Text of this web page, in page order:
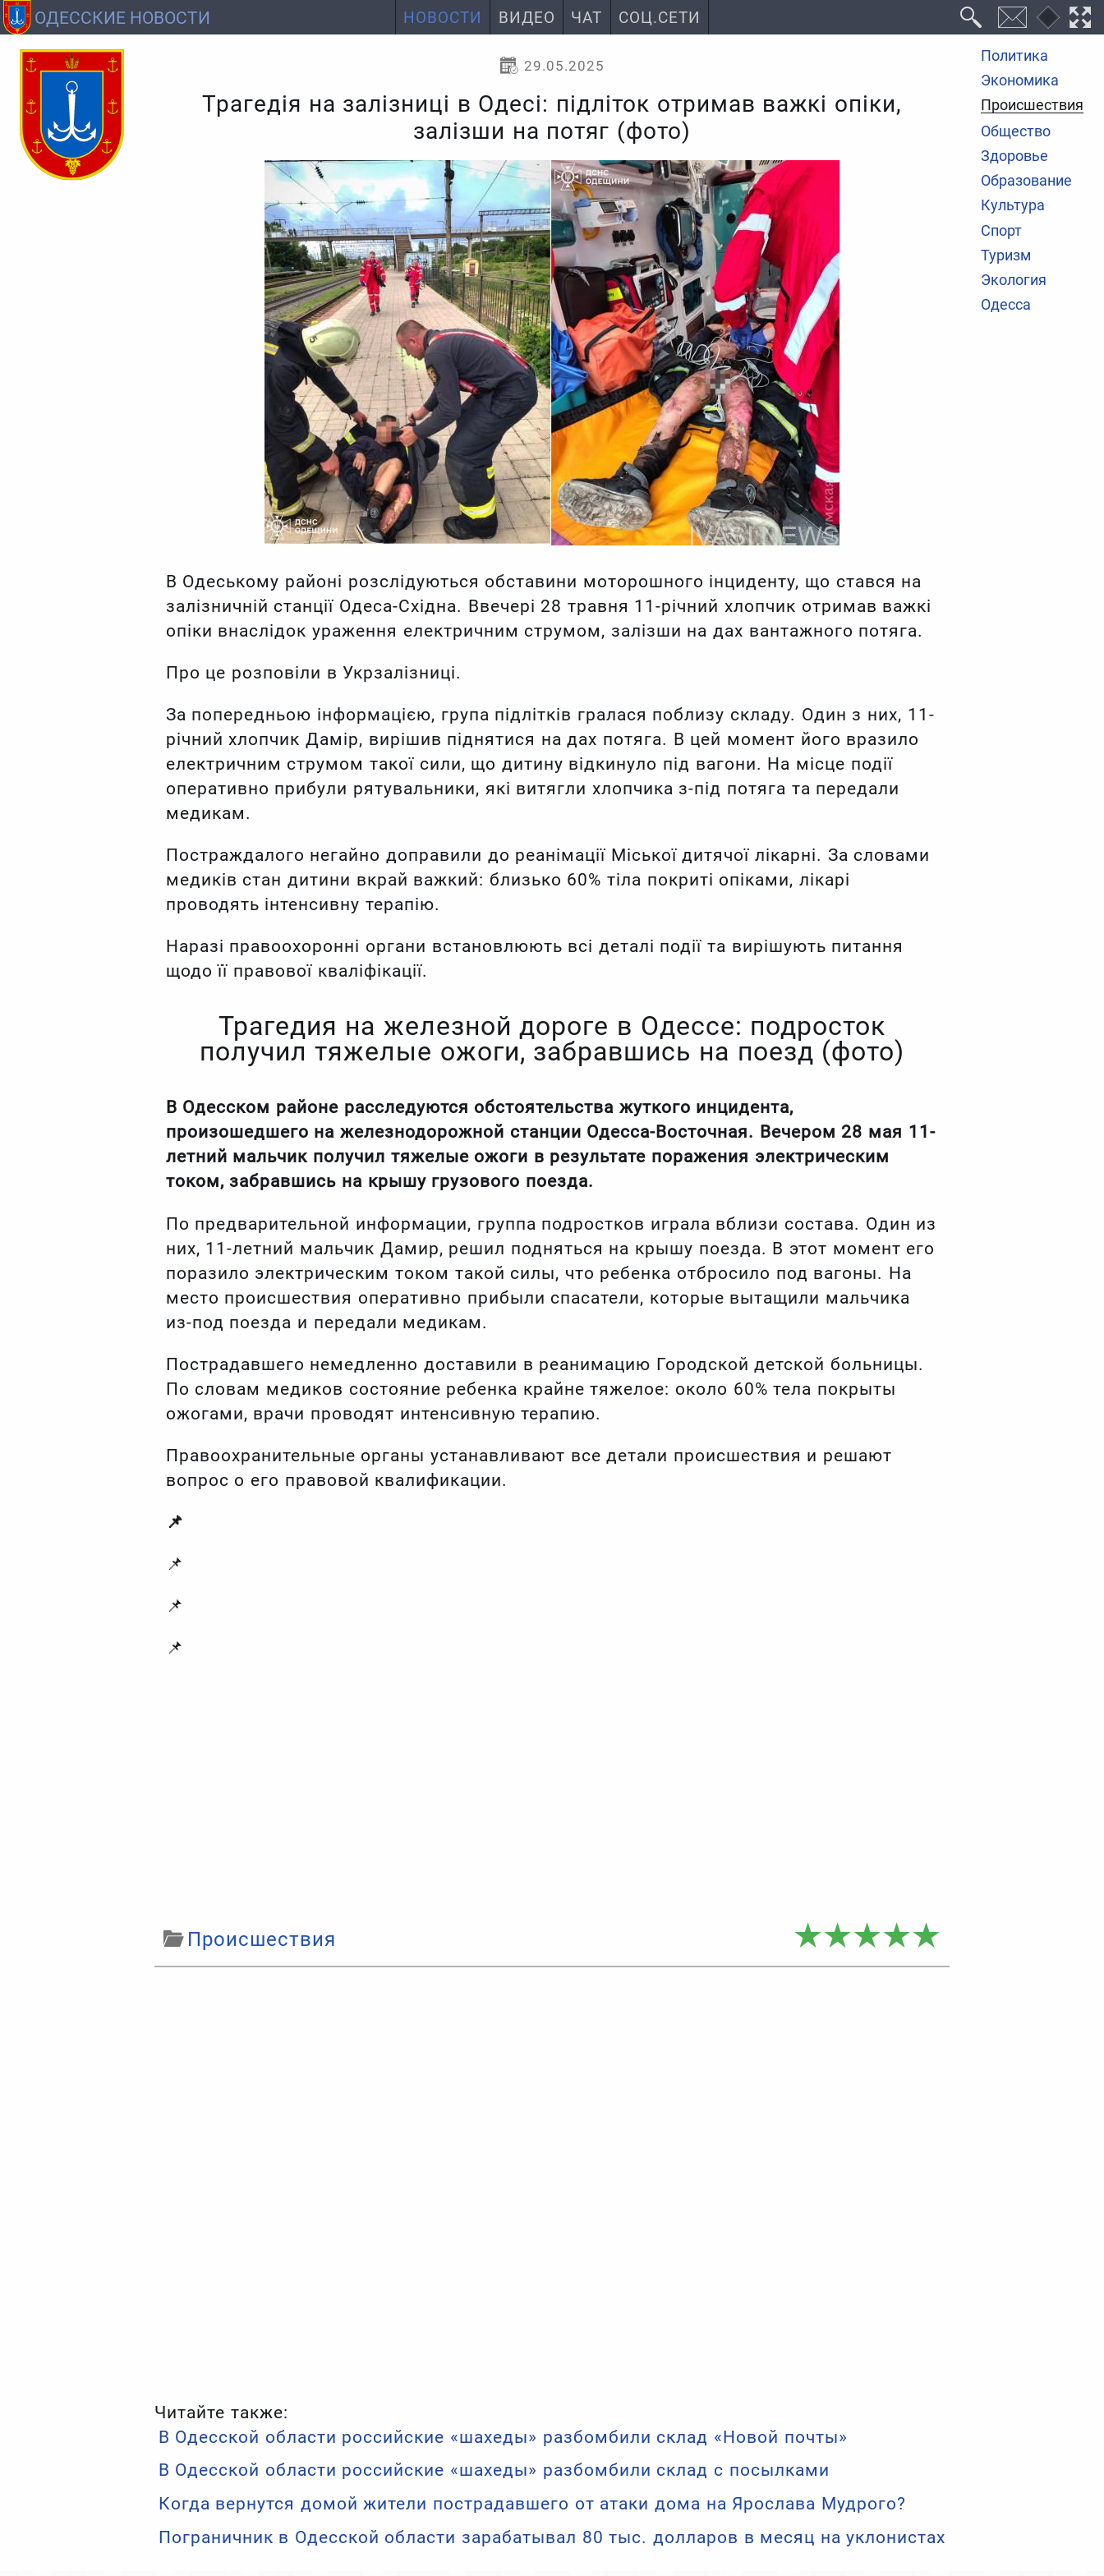
ОДЕССКИЕ НОВОСТИ НОВОСТИ ВИДЕО ЧАТ СОЦ.СЕТИ
Политика
Экономика
Происшествия
Общество
Здоровье
Образование
Культура
Спорт
Туризм
Экология
Одесса
29.05.2025
Трагедія на залізниці в Одесі: підліток отримав важкі опіки,
залізши на потяг (фото)
В Одеському районі розслідуються обставини моторошного інциденту, що стався на
залізничній станції Одеса-Східна. Ввечері 28 травня 11-річний хлопчик отримав важкі
опіки внаслідок ураження електричним струмом, залізши на дах вантажного потяга.
Про це розповіли в Укрзалізниці.
За попередньою інформацією, група підлітків гралася поблизу складу. Один з них, 11-
річний хлопчик Дамір, вирішив піднятися на дах потяга. В цей момент його вразило
електричним струмом такої сили, що дитину відкинуло під вагони. На місце події
оперативно прибули рятувальники, які витягли хлопчика з-під потяга та передали
медикам.
Постраждалого негайно доправили до реанімації Міської дитячої лікарні. За словами
медиків стан дитини вкрай важкий: близько 60% тіла покриті опіками, лікарі
проводять інтенсивну терапію.
Наразі правоохоронні органи встановлюють всі деталі події та вирішують питання
щодо її правової кваліфікації.
Трагедия на железной дороге в Одессе: подросток
получил тяжелые ожоги, забравшись на поезд (фото)
В Одесском районе расследуются обстоятельства жуткого инцидента,
произошедшего на железнодорожной станции Одесса-Восточная. Вечером 28 мая 11-
летний мальчик получил тяжелые ожоги в результате поражения электрическим
током, забравшись на крышу грузового поезда.
По предварительной информации, группа подростков играла вблизи состава. Один из
них, 11-летний мальчик Дамир, решил подняться на крышу поезда. В этот момент его
поразило электрическим током такой силы, что ребенка отбросило под вагоны. На
место происшествия оперативно прибыли спасатели, которые вытащили мальчика
из-под поезда и передали медикам.
Пострадавшего немедленно доставили в реанимацию Городской детской больницы.
По словам медиков состояние ребенка крайне тяжелое: около 60% тела покрыты
ожогами, врачи проводят интенсивную терапию.
Правоохранительные органы устанавливают все детали происшествия и решают
вопрос о его правовой квалификации.
📌
📌
📌
📌
Происшествия
Читайте также:
В Одесской области российские «шахеды» разбомбили склад «Новой почты»
В Одесской области российские «шахеды» разбомбили склад с посылками
Когда вернутся домой жители пострадавшего от атаки дома на Ярослава Мудрого?
Пограничник в Одесской области зарабатывал 80 тыс. долларов в месяц на уклонистах